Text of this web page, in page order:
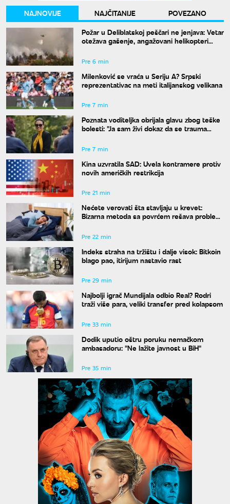
NAJNOVIJE NAJČITANIJE
POVEZANO
Požar u Deliblatskoj peščari ne jenjava: Vetar
otežava gašenje, angažovani helikopteri
Pre 6 min
Milenković se vraća u Seriju A? Srpski
reprezentativac na meti italijanskog velikana
Pre 7 min
Poznata voditeljka obrijala glavu zbog teške
bolesti: "Ja sam živi dokaz da se trauma
Pre 7 min
Kina uzvratila SAD: Uvela kontramere protiv
novih američkih restrikcija
Pre 21 min
Nećete verovati šta stavljaju u krevet:
Bizarna metoda sa povrćem rešava problem
Pre 22 min
Indeks straha na tržištu i dalje visok: Bitkoin
blago pao, itirijum nastavio rast
Pre 29 min
Najbolji igrač Mundijala odbio Real? Rodri
traži više para, veliki transfer pred kolapsom
Pre 33 min
Dodik uputio oštru poruku nemačkom
ambasadoru: "Ne lažite javnost u BiH"
Pre 35 min